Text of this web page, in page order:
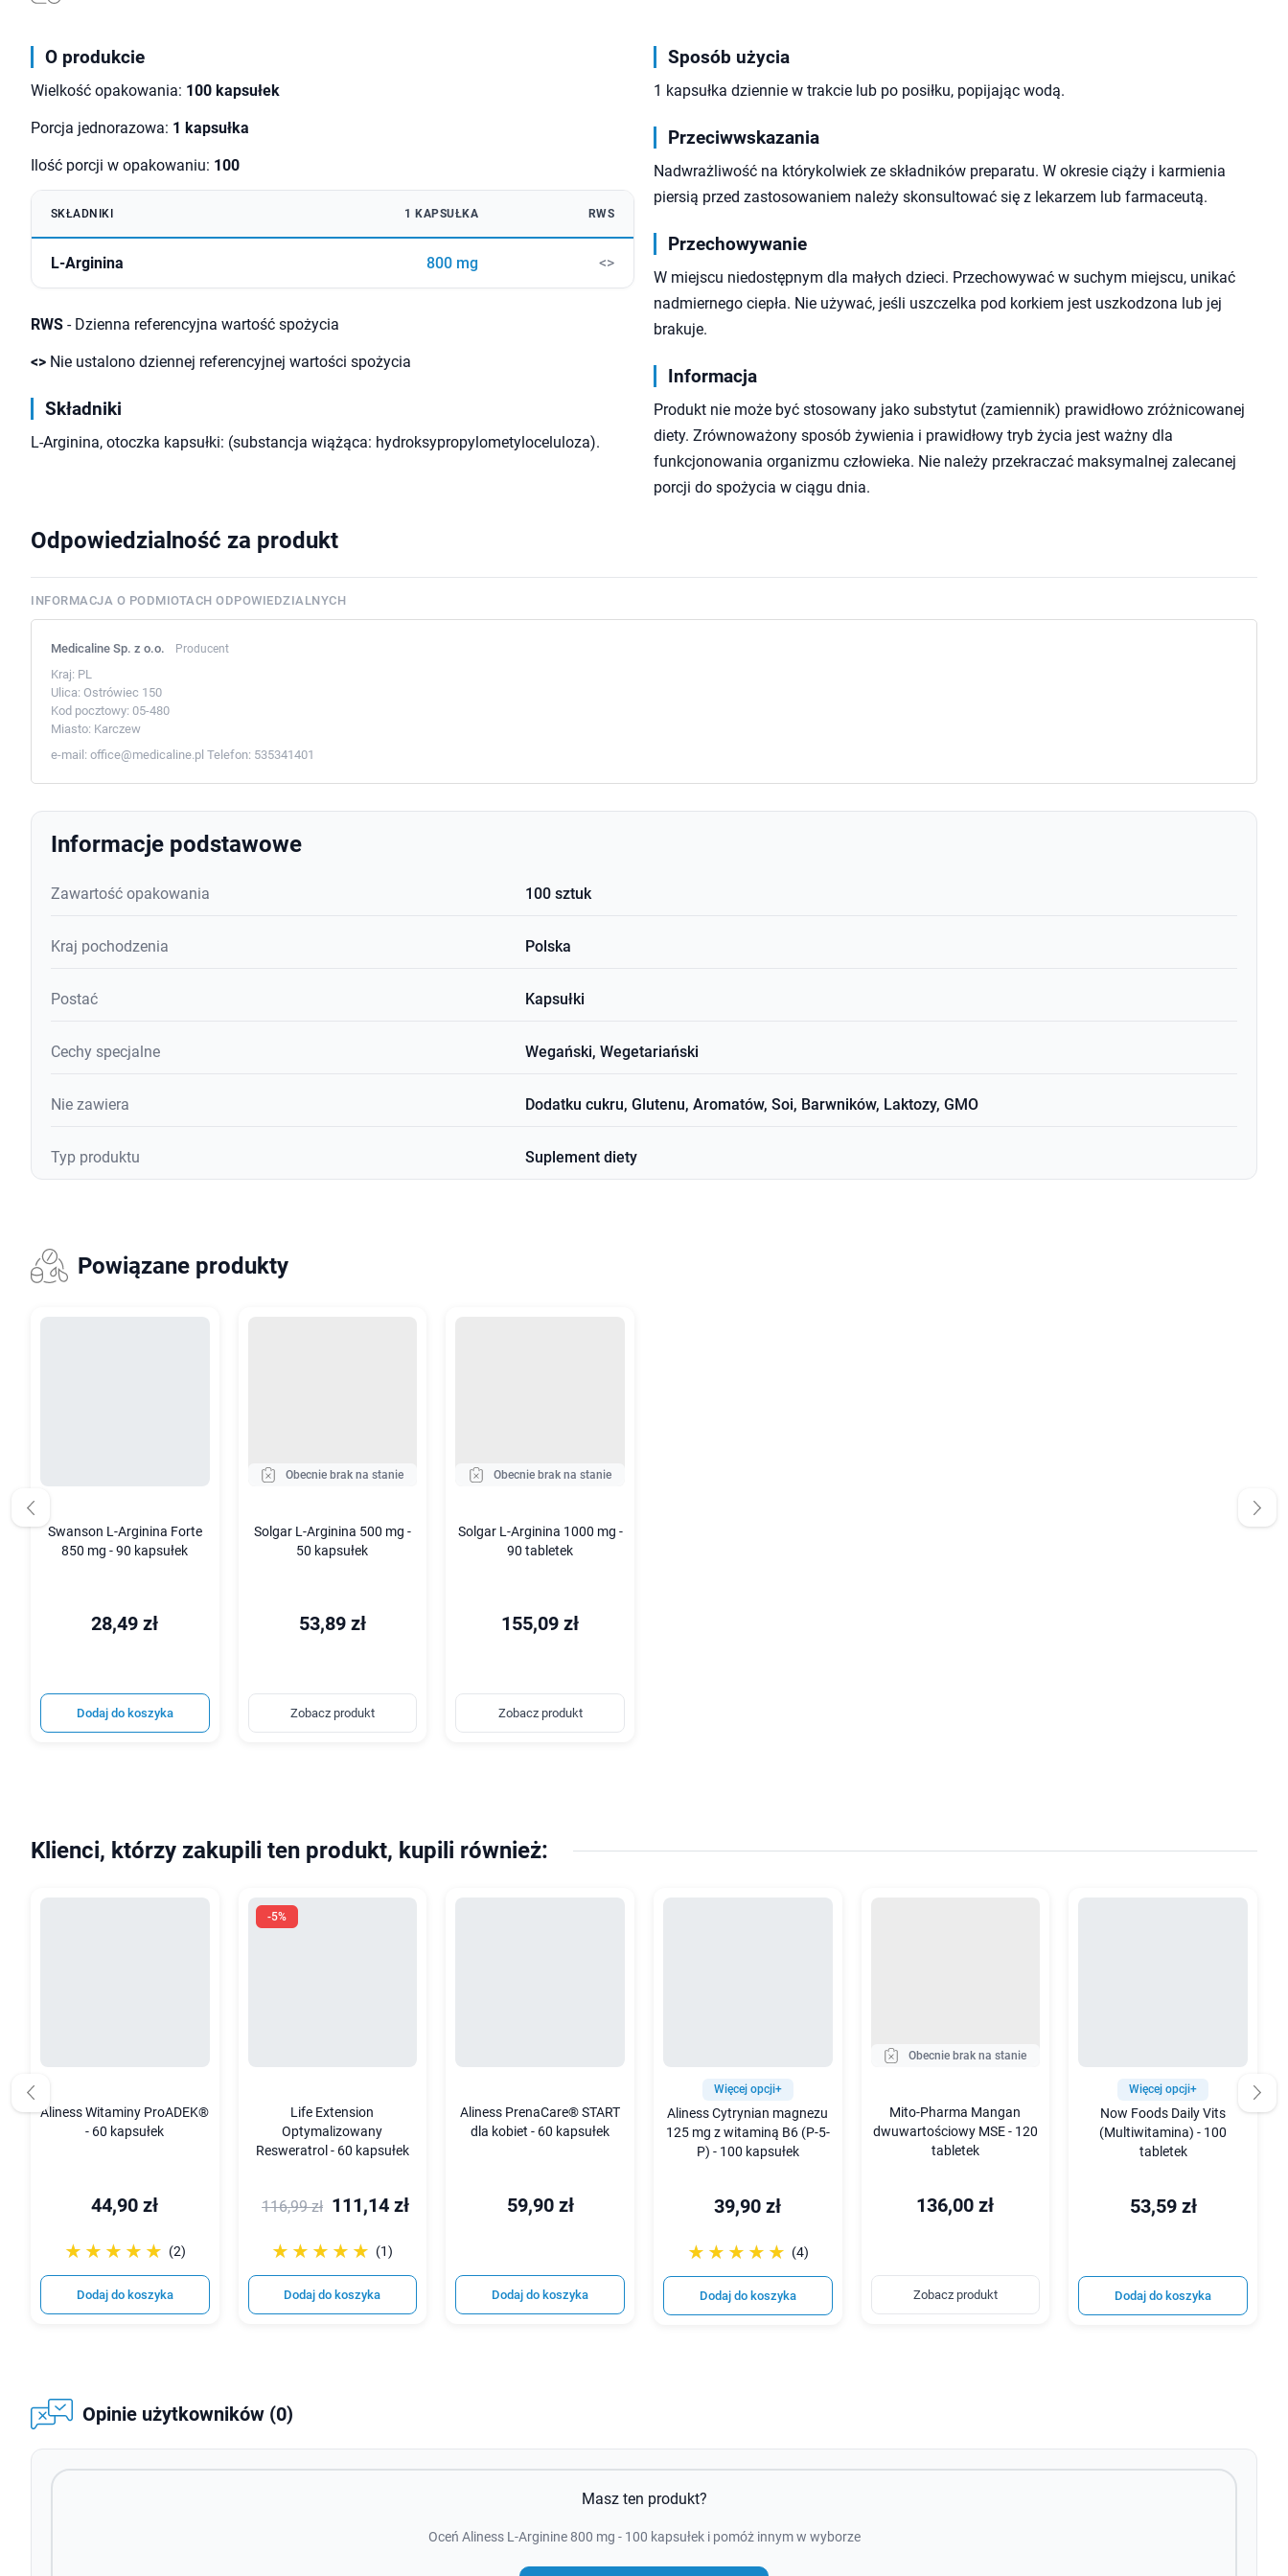
O produkcie
Wielkość opakowania: 100 kapsułek
Porcja jednorazowa: 1 kapsułka
Ilość porcji w opakowaniu: 100
SKŁADNIKI 1 KAPSUŁKA RWS
L-Arginina 800 mg <>
RWS - Dzienna referencyjna wartość spożycia
<> Nie ustalono dziennej referencyjnej wartości spożycia
Składniki
L-Arginina, otoczka kapsułki: (substancja wiążąca: hydroksypropylometyloceluloza).
Sposób użycia
1 kapsułka dziennie w trakcie lub po posiłku, popijając wodą.
Przeciwwskazania
Nadwrażliwość na którykolwiek ze składników preparatu. W okresie ciąży i karmienia
piersią przed zastosowaniem należy skonsultować się z lekarzem lub farmaceutą.
Przechowywanie
W miejscu niedostępnym dla małych dzieci. Przechowywać w suchym miejscu, unikać
nadmiernego ciepła. Nie używać, jeśli uszczelka pod korkiem jest uszkodzona lub jej
brakuje.
Informacja
Produkt nie może być stosowany jako substytut (zamiennik) prawidłowo zróżnicowanej
diety. Zrównoważony sposób żywienia i prawidłowy tryb życia jest ważny dla
funkcjonowania organizmu człowieka. Nie należy przekraczać maksymalnej zalecanej
porcji do spożycia w ciągu dnia.
Odpowiedzialność za produkt
INFORMACJA O PODMIOTACH ODPOWIEDZIALNYCH
Medicaline Sp. z o.o. Producent
Kraj: PL
Ulica: Ostrówiec 150
Kod pocztowy: 05-480
Miasto: Karczew
e-mail: office@medicaline.pl Telefon: 535341401
Informacje podstawowe
Zawartość opakowania 100 sztuk
Kraj pochodzenia Polska
Postać Kapsułki
Cechy specjalne Wegański, Wegetariański
Nie zawiera Dodatku cukru, Glutenu, Aromatów, Soi, Barwników, Laktozy, GMO
Typ produktu Suplement diety
Powiązane produkty
Swanson L-Arginina Forte
850 mg - 90 kapsułek
28,49 zł
Dodaj do koszyka
Obecnie brak na stanie
Solgar L-Arginina 500 mg -
50 kapsułek
53,89 zł
Zobacz produkt
Obecnie brak na stanie
Solgar L-Arginina 1000 mg -
90 tabletek
155,09 zł
Zobacz produkt
Klienci, którzy zakupili ten produkt, kupili również:
Aliness Witaminy ProADEK®
- 60 kapsułek
44,90 zł
☆☆☆☆☆
★★★★★ (2)
Dodaj do koszyka
-5%
Life Extension
Optymalizowany
Resweratrol - 60 kapsułek
116,99 zł 111,14 zł
☆☆☆☆☆
★★★★★ (1)
Dodaj do koszyka
Aliness PrenaCare® START
dla kobiet - 60 kapsułek
59,90 zł
Dodaj do koszyka
Więcej opcji+
Aliness Cytrynian magnezu
125 mg z witaminą B6 (P-5-
P) - 100 kapsułek
39,90 zł
☆☆☆☆☆
★★★★★ (4)
Dodaj do koszyka
Obecnie brak na stanie
Mito-Pharma Mangan
dwuwartościowy MSE - 120
tabletek
136,00 zł
Zobacz produkt
Więcej opcji+
Now Foods Daily Vits
(Multiwitamina) - 100
tabletek
53,59 zł
Dodaj do koszyka
Opinie użytkowników (0)
Masz ten produkt?
Oceń Aliness L-Arginine 800 mg - 100 kapsułek i pomóż innym w wyborze